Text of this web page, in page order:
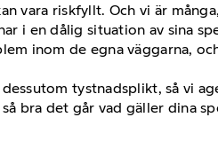
vara riskfyllt. Och vi är
i en dålig situation av sina
inom de egna väggarna,
tystnadsplikt, så vi
bra det går vad gäller dina